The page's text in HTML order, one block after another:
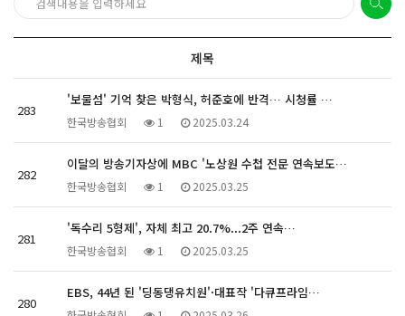
제목
283
'보물섬' 기억 찾은 박형식, 허준호에 반격… 시청률 …
한국방송협회 1 2025.03.24
282
이달의 방송기자상에 MBC '노상원 수첩 전문 연속보도…
한국방송협회 1 2025.03.25
281
'독수리 5형제', 자체 최고 20.7%...2주 연속…
한국방송협회 1 2025.03.25
280
EBS, 44년 된 '딩동댕유치원'·대표작 '다큐프라임…